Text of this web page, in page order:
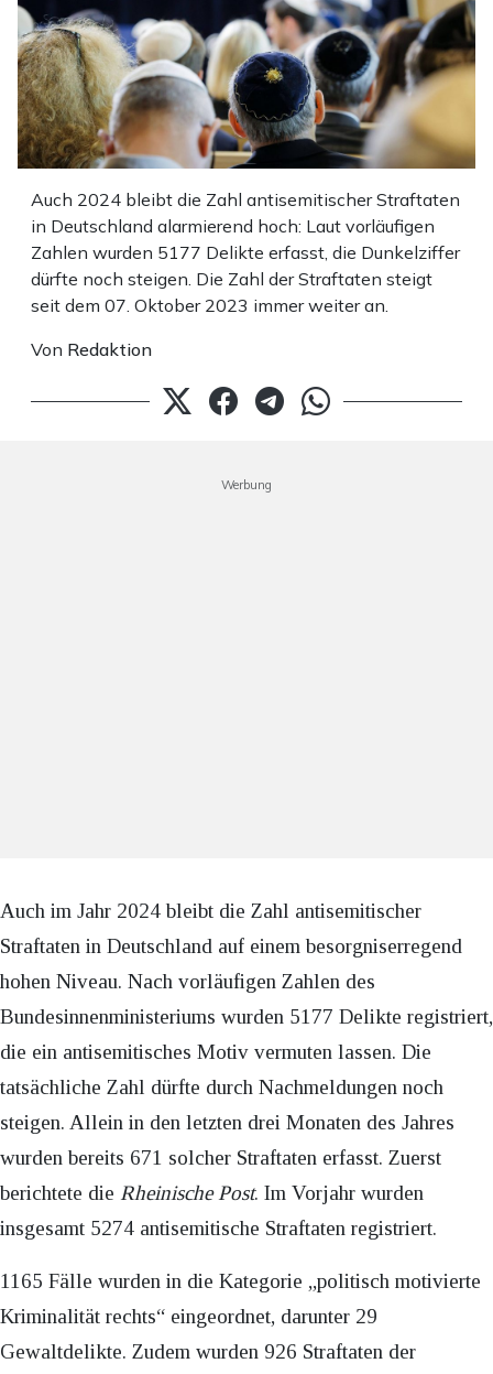
Auch 2024 bleibt die Zahl antisemitischer Straftaten
in Deutschland alarmierend hoch: Laut vorläufigen
Zahlen wurden 5177 Delikte erfasst, die Dunkelziffer
dürfte noch steigen. Die Zahl der Straftaten steigt
seit dem 07. Oktober 2023 immer weiter an.
Von Redaktion
Werbung
Auch im Jahr 2024 bleibt die Zahl antisemitischer
Straftaten in Deutschland auf einem besorgniserregend
hohen Niveau. Nach vorläufigen Zahlen des
Bundesinnenministeriums wurden 5177 Delikte registriert,
die ein antisemitisches Motiv vermuten lassen. Die
tatsächliche Zahl dürfte durch Nachmeldungen noch
steigen. Allein in den letzten drei Monaten des Jahres
wurden bereits 671 solcher Straftaten erfasst. Zuerst
berichtete die Rheinische Post. Im Vorjahr wurden
insgesamt 5274 antisemitische Straftaten registriert.
1165 Fälle wurden in die Kategorie „politisch motivierte
Kriminalität rechts“ eingeordnet, darunter 29
Gewaltdelikte. Zudem wurden 926 Straftaten der